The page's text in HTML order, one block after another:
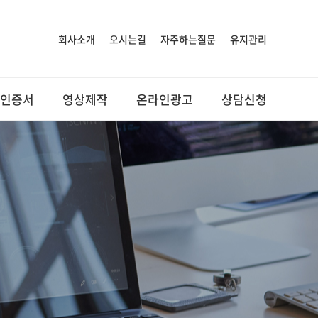
회사소개 오시는길 자주하는질문 유지관리
증서 영상제작 온라인광고 상담신청